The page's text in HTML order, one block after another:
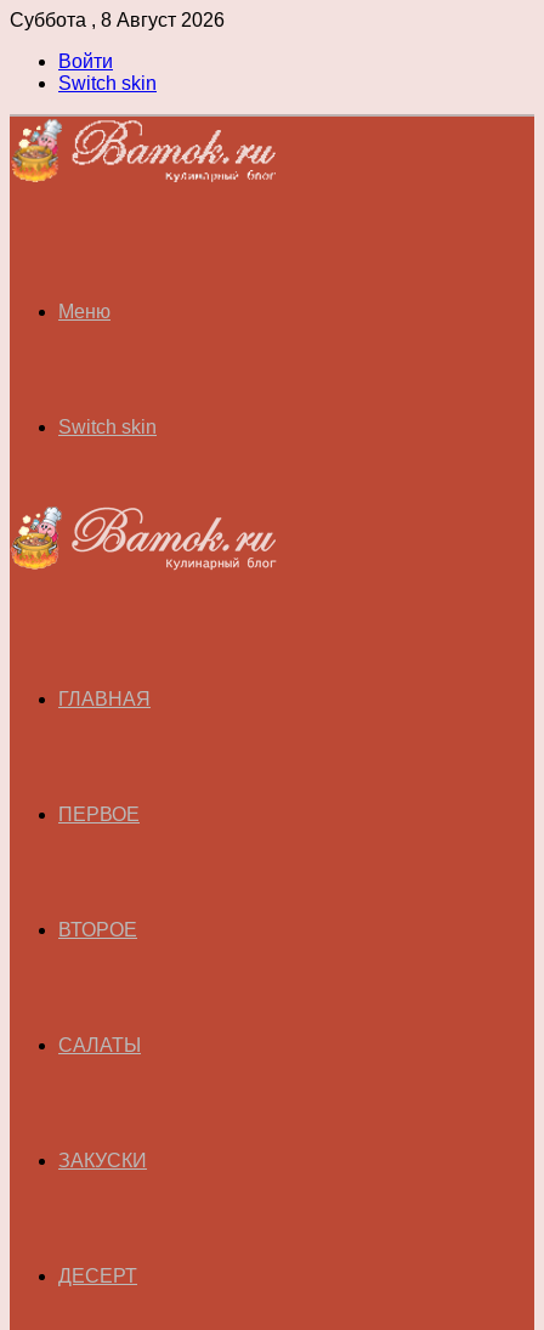
Суббота , 8 Август 2026
Войти
Switch skin
Меню
Switch skin
ГЛАВНАЯ
ПЕРВОЕ
ВТОРОЕ
САЛАТЫ
ЗАКУСКИ
ДЕСЕРТ